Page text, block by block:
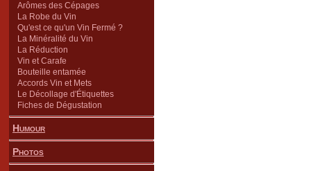
Arômes des Cépages
La Robe du Vin
Qu'est ce qu'un Vin Fermé ?
La Minéralité du Vin
La Réduction
Vin et Carafe
Bouteille entamée
Accords Vin et Mets
Le Décollage d'Étiquettes
Fiches de Dégustation
Humour
Photos